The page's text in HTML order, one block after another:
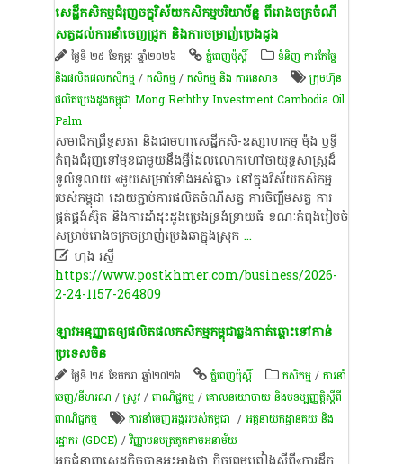
សេដ្ឋីកសិកម្ម​ជំរុញ​ចក្ខុវិស័យ​កសិក​ម្មបរិយាប័ន្ន​ ពី​រោងចក្រ​ចំណី​
សត្វដល់​ការនាំចេញ​ជ្រូក និង​ការ​ចម្រាញ់​ប្រេងដូង​
ថ្ងៃទី ២៥ ខែកុម្ភៈ ឆ្នាំ២០២៦ ភ្នំពេញប៉ុស្តិ៍
ទំនិញ ការកែច្នៃ
និងផលិតផលកសិកម្ម/កសិកម្ម/កសិកម្ម​ និង​ ការ​នេ​សាទ​
ក្រុមហ៊ុន​
ផលិត​ប្រេង​ដូង​កម្ពុជា Mong Reththy Investment Cambodia Oil
Palm
សមាជិក​ព្រឹទ្ធសភា និង​ជា​មហាសេដ្ឋី​ក​សិ​-​ឧស្សាហកម្ម ម៉ុង ឫទ្ធី
កំពុង​ជំរុញ​ទៅមុខ​ជាមួយនឹង​អ្វីដែល​លោក​ហៅថា​យុទ្ធសាស្ត្រ​ដ៏​
ទូលំទូលាយ «មួយ​សម្រាប់​ទាំងអស់គ្នា​» នៅក្នុង​វិស័យ​កសិកម្ម​
របស់​​កម្ពុជា ដោយ​ភ្ជាប់​ការផលិត​ចំណី​សត្វ ការចិញ្ចឹម​សត្វ ការ
ផ្គត់ផ្គង់​ស៊ុត និង​ការដាំដុះ​ដូងប្រេង​ទ្រង់ទ្រាយ​ធំ ខណៈ​កំពុង​រៀ​ប​ចំ​
សម្រាប់​រោងចក្រ​ចម្រាញ់​ប្រេងឆា​​ក្នុងស្រុក ...
ហុង រស្មី
https://www.postkhmer.com/business/2026-
2-24-1157-264809
ឡាវ​អនុញ្ញាត​ឲ្យ​ផលិតផលកសិកម្ម​​កម្ពុជា​ឆ្លង​កាត់​ឆ្ពោះទៅកាន់​
ប្រទេស​ចិន
ថ្ងៃទី ២៩ ខែមករា ឆ្នាំ២០២៦ ភ្នំពេញប៉ុស្តិ៍ កសិកម្ម/ការនាំ
ចេញ/នីហរណ /​ស្រូវ​/ពាណិជ្ជកម្ម/គោលនយោបាយ និងបទប្បញ្ញត្តិស្តីពី
ពាណិជ្ជកម្ម
ការ​នាំ​ចេញ​អង្ករ​របស់​កម្ពុជា ​ /អគ្គនាយកដ្ឋាន​គយ ​និង​
រដ្ឋាករ (GDCE) /វិញ្ញាបនបត្រ​ភូតគាម​អនាម័យ​